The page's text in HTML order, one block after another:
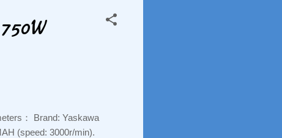
： Brand: Yaskawa
(speed: 3000r/min).